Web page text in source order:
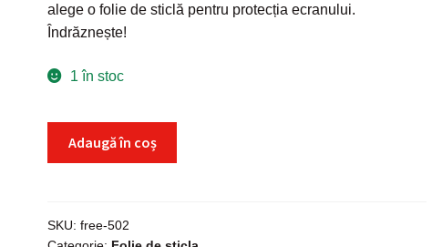
alege o folie de sticlă pentru protecția ecranului.
Îndrăznește!
1 în stoc
A616,
Adaugă în coș
SKU:free-502